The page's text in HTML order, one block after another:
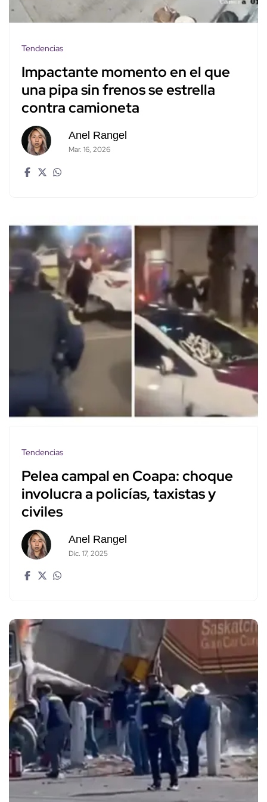
Tendencias
Impactante momento en el que
una pipa sin frenos se estrella
contra camioneta
Anel Rangel
Mar. 16, 2026
Tendencias
Pelea campal en Coapa: choque
involucra a policías, taxistas y
civiles
Anel Rangel
Dic. 17, 2025